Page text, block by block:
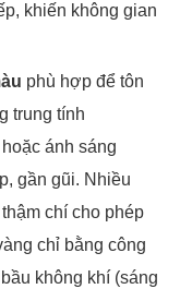
khiến không gian
phù hợp để tôn
trung tính
ánh sáng
gần gũi. Nhiều
thậm chí cho phép
chỉ bằng công
không khí (sáng